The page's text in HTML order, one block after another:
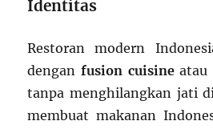
Identitas
Restoran modern
denganfusion cuisineatau
tanpa menghilangkan jati
membuat makanan